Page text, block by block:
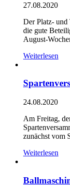
27.08.2020
Der Platz- und
die gute
August-
Weiterlesen
24.08.2020
Am Freitag,
zunächst vom
Weiterlesen